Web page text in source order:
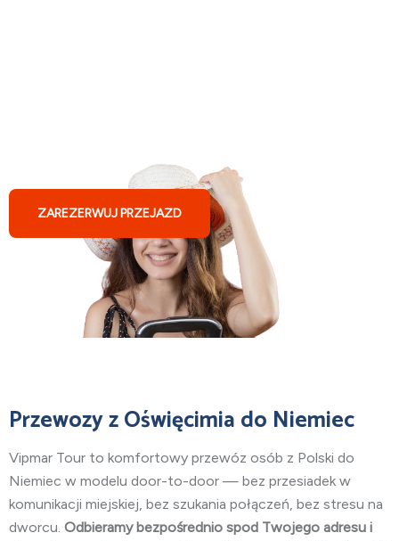
ZAREZERWUJ PRZEJAZD
Przewozy z Oświęcimia do Niemiec
Vipmar Tour to komfortowy przewóz osób z Polski do
Niemiec w modelu door-to-door — bez przesiadek w
komunikacji miejskiej, bez szukania połączeń, bez stresu na
dworcu. Odbieramy bezpośrednio spod Twojego adresu i